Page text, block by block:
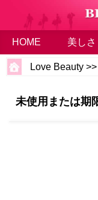
HOME 美しさ
Love Beauty >>
未使用または期